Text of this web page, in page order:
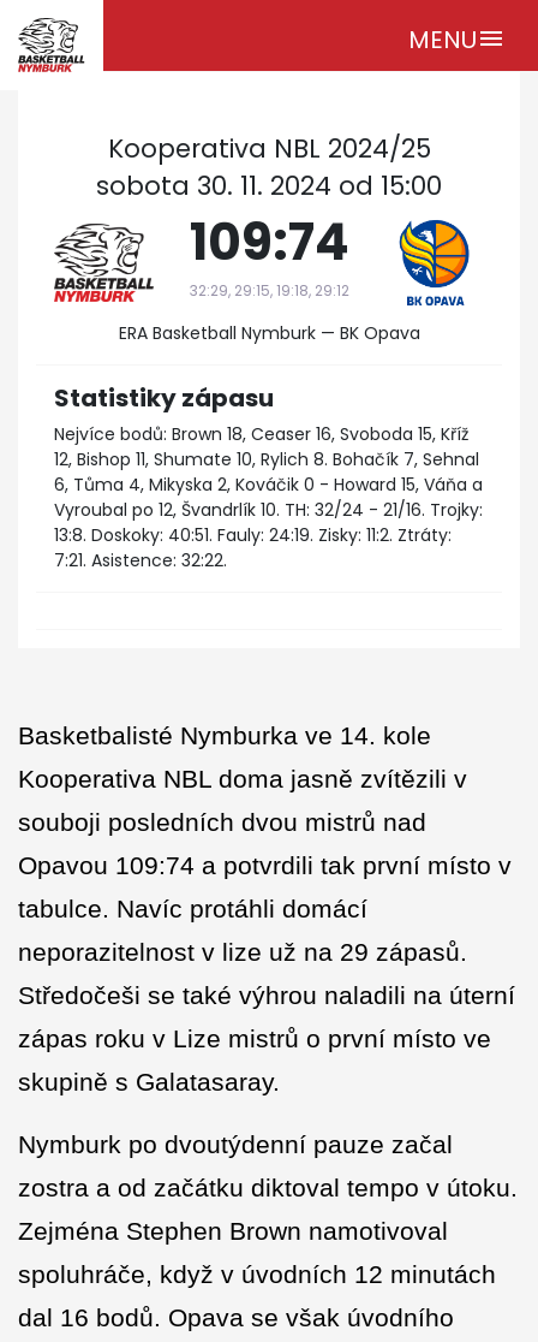
MENUmenu
Kooperativa NBL 2024/25
sobota 30. 11. 2024 od 15:00
109:74
32:29, 29:15, 19:18, 29:12
ERA Basketball Nymburk — BK Opava
Statistiky zápasu
Nejvíce bodů: Brown 18, Ceaser 16, Svoboda 15, Kříž
12, Bishop 11, Shumate 10, Rylich 8. Bohačík 7, Sehnal
6, Tůma 4, Mikyska 2, Kováčik 0 - Howard 15, Váňa a
Vyroubal po 12, Švandrlík 10. TH: 32/24 - 21/16. Trojky:
13:8. Doskoky: 40:51. Fauly: 24:19. Zisky: 11:2. Ztráty:
7:21. Asistence: 32:22.
Basketbalisté Nymburka ve 14. kole
Kooperativa NBL doma jasně zvítězili v
souboji posledních dvou mistrů nad
Opavou 109:74 a potvrdili tak první místo v
tabulce. Navíc protáhli domácí
neporazitelnost v lize už na 29 zápasů.
Středočeši se také výhrou naladili na úterní
zápas roku v Lize mistrů o první místo ve
skupině s Galatasaray.
Nymburk po dvoutýdenní pauze začal
zostra a od začátku diktoval tempo v útoku.
Zejména Stephen Brown namotivoval
spoluhráče, když v úvodních 12 minutách
dal 16 bodů. Opava se však úvodního